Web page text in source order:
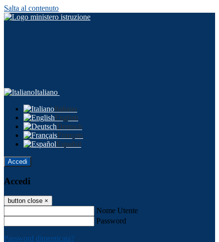
Salta al contenuto
Italiano
Italiano
English
Deutsch
Français
Español
Accedi
Accedi
button close ×
Nome Utente
Password
Password dimenticata?